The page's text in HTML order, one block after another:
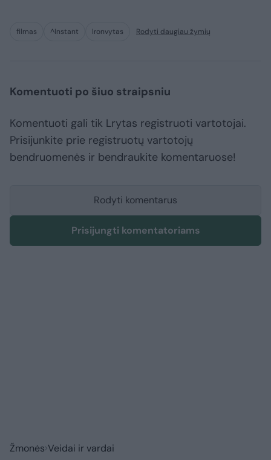
filmas ^Instant Ironvytas Rodyti daugiau žymių
Komentuoti po šiuo straipsniu
Komentuoti gali tik Lrytas registruoti vartotojai.
Prisijunkite prie registruotų vartotojų
bendruomenės ir bendraukite komentaruose!
Rodyti komentarus
Prisijungti komentatoriams
Žmonės Veidai ir vardai